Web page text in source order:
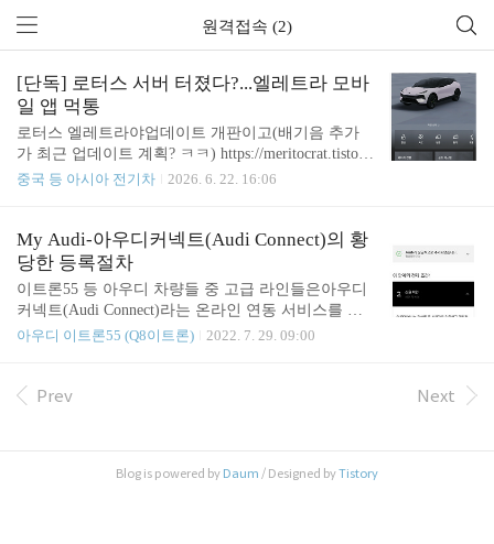
원격접속 (2)
[단독] 로터스 서버 터졌다?...엘레트라 모바
일 앱 먹통
로터스 엘레트라야업데이트 개판이고(배기음 추가
가 최근 업데이트 계획? ㅋㅋ) https://meritocrat.tistor
y.com/1781 로터스는 한국 버렸나…엘레트라 업데이
많음.하지만 약속한 기능이 없거나 하진 않지.로터스
는 유독 한국에 출시한 차량에소프트웨어 업데merito
crat.tistory.com 성의도 없는 판매 전략이 계속되고 있
는데,https://meritocrat.tistory.com/2229 최소한 성의조
차 없는 로터스 엘레트라…24년식 아직도?로터스 엘
레트라는지난해 600, 900 등새 명칭으로 차량이 다시
재고 때문임24년에 수입한 ..
중국 등 아시아 전기차 2026. 6. 22. 16:06
My Audi-아우디커넥트(Audi Connect)의 황
당한 등록절차
이트론55 등 아우디 차량들 중 고급 라인들은아우디
커넥트(Audi Connect)라는 온라인 연동 서비스를 제
공한다. 그런데 아우디가 이런 걸 최근에서야 시작한
다. 기능 참고https://www.audi.co.kr/kr/web/ko/audi_co
스마트폰 앱을 통해 Connect 서비스를 편리하게 관리
아우디 이트론55 (Q8이트론) 2022. 7. 29. 09:00
Prev Next
Blog is powered by Daum / Designed byTistory